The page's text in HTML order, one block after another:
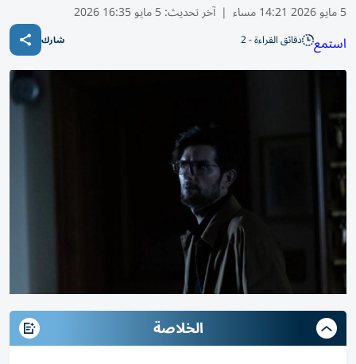
5 مايو 2026 14:21 مساء | آخر تحديث:5 مايو 16:35 2026
استمع دقائق القراءة - 2 شارك
الخلاصة